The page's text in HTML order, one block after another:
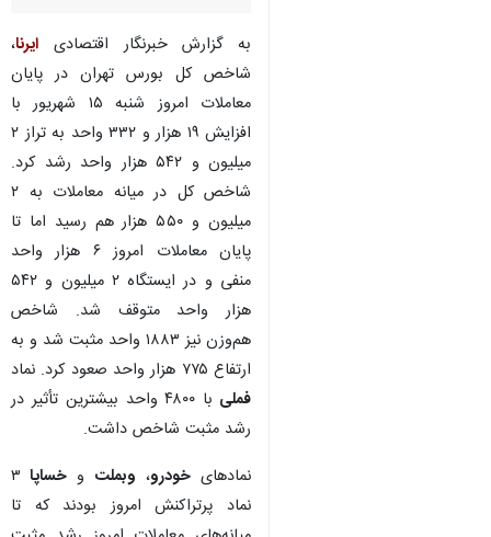
به گزارش خبرنگار اقتصادی ایرنا،
شاخص کل بورس تهران در پایان
معاملات امروز شنبه ۱۵ شهریور با
افزایش ۱۹ هزار و ۳۳۲ واحد به تراز ۲
میلیون و ۵۴۲ هزار واحد رشد کرد.
شاخص کل در میانه معاملات به ۲
میلیون و ۵۵۰ هزار هم رسید اما تا
پایان معاملات امروز ۶ هزار واحد
منفی و در ایستگاه ۲ میلیون و ۵۴۲
هزار واحد متوقف شد. شاخص
هم‌وزن نیز ۱۸۸۳ واحد مثبت شد و به
ارتفاع ۷۷۵ هزار واحد صعود کرد. نماد
فملی
با ۴۸۰۰ واحد بیشترین تأثیر در
رشد مثبت شاخص داشت.
نمادهایخودرو، وبملت و خساپا ۳
نماد پرتراکنش امروز بودند که تا